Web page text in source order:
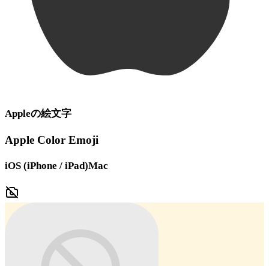
Appleの絵文字
Apple Color Emoji
iOS (iPhone / iPad)Mac